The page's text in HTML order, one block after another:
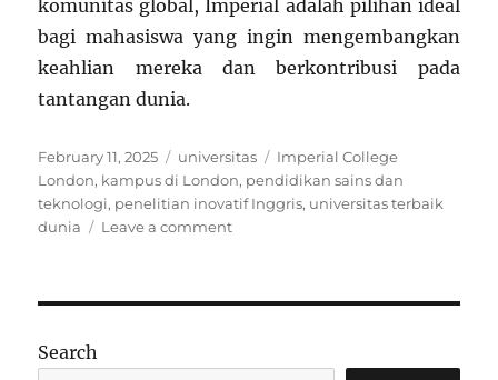
komunitas global, Imperial adalah pilihan ideal
bagi mahasiswa yang ingin mengembangkan
keahlian mereka dan berkontribusi pada
tantangan dunia.
Posted
on
February 11, 2025 Categories
universitas Tags
Imperial College
London, kampus di London, pendidikan sains dan
teknologi, penelitian inovatif Inggris, universitas terbaik
dunia
Leave a commenton
di
Search